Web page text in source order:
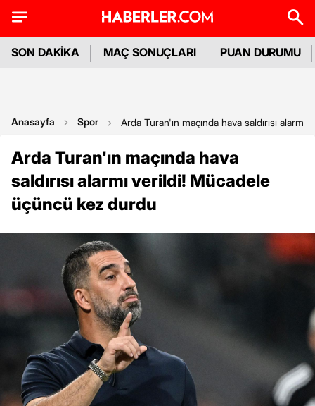
SON DAKİKA MAÇ SONUÇLARI PUAN DURUMU
Anasayfa Spor Arda Turan'ın maçında hava saldırısı
Arda Turan'ın maçında hava
saldırısı alarmı verildi! Mücadele
üçüncü kez durdu